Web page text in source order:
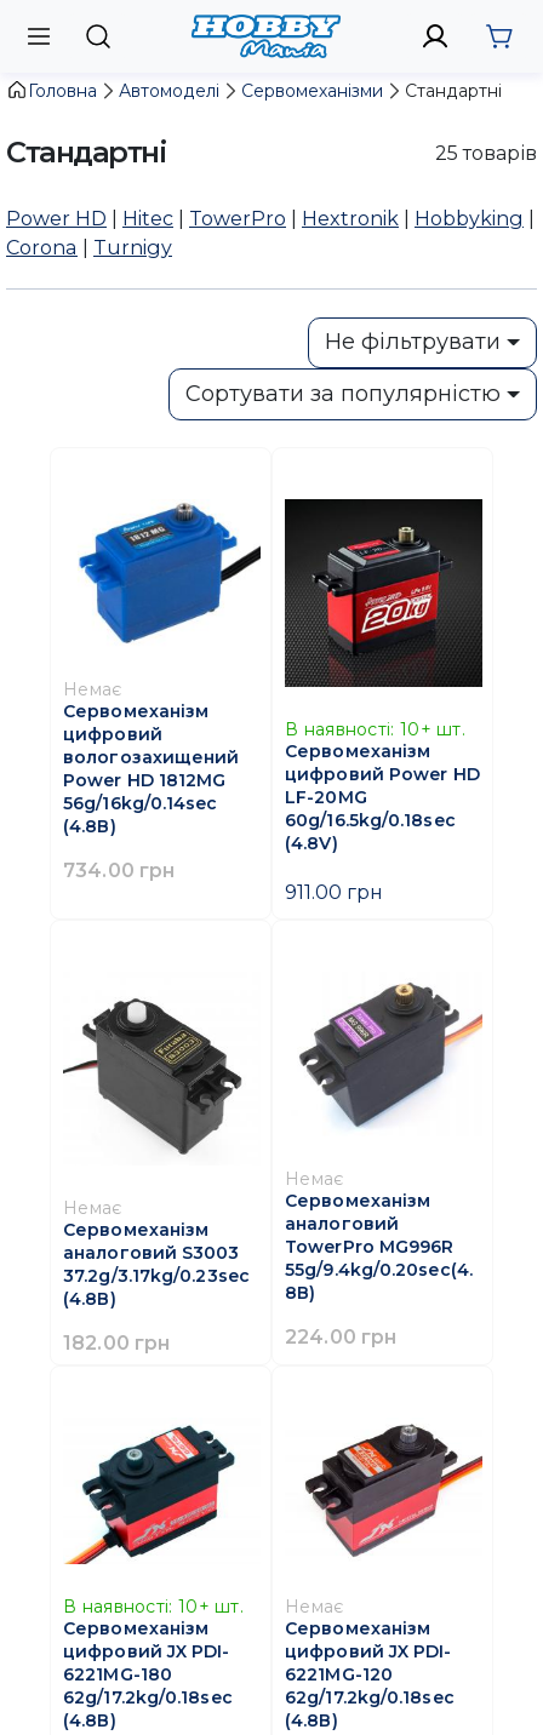
Головна Автомоделі Сервомеханізми Стандартні
Стандартні 25 товарів
Power HD | Hitec | TowerPro | Hextronik | Hobbyking |
Corona | Turnigy
Не фільтрувати
Сортувати за популярністю
Немає
Сервомеханізм
цифровий
вологозахищений
Power HD 1812MG
56g/16kg/0.14sec
(4.8В)
734.00 грн
В наявності: 10+ шт.
Сервомеханізм
цифровий Power HD
LF-20MG
60g/16.5kg/0.18sec
(4.8V)
911.00 грн
Немає
Сервомеханізм
аналоговий S3003
37.2g/3.17kg/0.23sec
(4.8В)
182.00 грн
Немає
Сервомеханізм
аналоговий
TowerPro MG996R
55g/9.4kg/0.20sec(4.
8В)
224.00 грн
В наявності: 10+ шт.
Сервомеханізм
цифровий JX PDI-
6221MG-180
62g/17.2kg/0.18sec
(4.8В)
Немає
Сервомеханізм
цифровий JX PDI-
6221MG-120
62g/17.2kg/0.18sec
(4.8В)